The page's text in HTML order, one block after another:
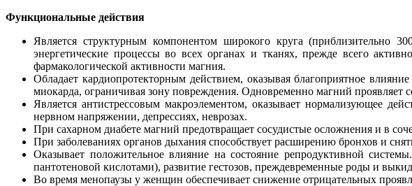
Функциональные действия
Является структурным компонентом широкого круга
энергетические процессы во всех органах и тканях, прежде всего
фармакологической активности магния.
Обладает кардиопротекторным действием, оказывая благоприятное
миокарда, ограничивая зону повреждения. Одновременно магний проявляет
Является антистрессовым макроэлементом, оказывает нормализующее
нервном напряжении, депрессиях, неврозах.
При сахарном диабете магний предотвращает сосудистые осложнения и в
При заболеваниях органов дыхания способствует расширению бронхов и
Оказывает положительное влияние на состояние репродуктивной
пантотеновой кислотами), развитие гестозов, преждевременные роды и
Во время менопаузы у женщин обеспечивает снижение отрицательных